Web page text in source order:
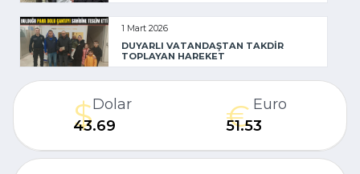
1 Mart 2026
DUYARLI VATANDAŞTAN TAKDİR
TOPLAYAN HAREKET
Dolar
43.69
Euro
51.53